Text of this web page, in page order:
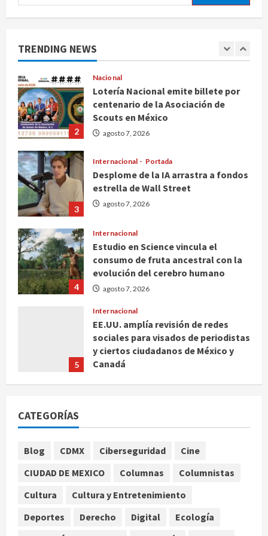
TRENDING NEWS
1
Nacional
Fallece Carlos Garfias Merlos,
2
Nacional
Lotería Nacional emite billete por
centenario de la Asociación de
Scouts en México
agosto 7, 2026
3
Internacional Portada
Desplome de la IA arrastra a fondos
estrella de Wall Street
agosto 7, 2026
4
Internacional
Estudio en Science vincula el
consumo de fruta ancestral con la
evolución del cerebro humano
agosto 7, 2026
5
Internacional
EE.UU. amplía revisión de redes
sociales para visados de periodistas
y ciertos ciudadanos de México y
Canadá
Lotería Nacional emite billete por
centenario de la Asociación de
agosto 7, 2026
CATEGORÍAS
Blog CDMX Ciberseguridad
Cine
CIUDAD DE MEXICO
Columnas
Columnistas
Cultura
Cultura y Entretenimiento
Deportes
Derecho Digital
Ecología